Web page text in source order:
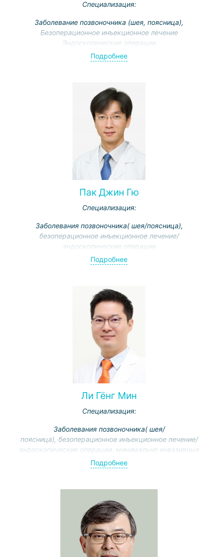
Специализация:
Заболевание позвоночника (шея, поясница),
Безоперационное инъекционное лечение
Эндоскопические операции
Подробнее
Пак Джин Гю
Специализация:
Заболевания позвоночника( шея/поясница),
безоперационное инъекционное лечение/
эндоскопические операции
Подробнее
Ли Гёнг Мин
Специализация:
Заболевания позвоночника( шея/
поясница), безоперационное инъекционное лечение/
эндоскопические операции, минимально инвазивные
операции позвоночника, замена искусственного диск
Подробнее